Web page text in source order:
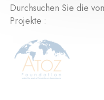
Durchsuchen Sie die
Projekte :